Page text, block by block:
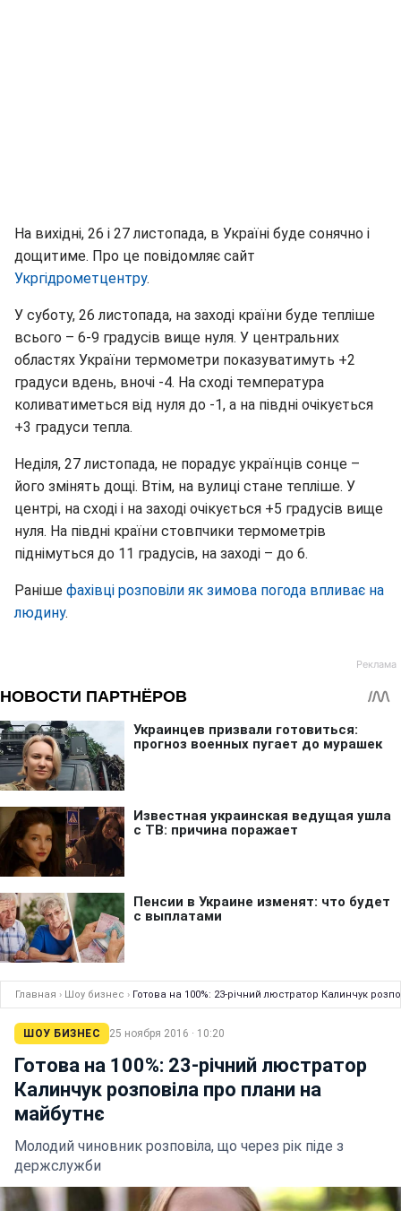
На вихідні, 26 і 27 листопада, в Україні буде сонячно і
дощитиме. Про це повідомляє сайт
Укргідрометцентру.
У суботу, 26 листопада, на заході країни буде тепліше
всього – 6-9 градусів вище нуля. У центральних
областях України термометри показуватимуть +2
градуси вдень, вночі -4. На сході температура
коливатиметься від нуля до -1, а на півдні очікується
+3 градуси тепла.
Неділя, 27 листопада, не порадує українців сонце –
його змінять дощі. Втім, на вулиці стане тепліше. У
центрі, на сході і на заході очікується +5 градусів вище
нуля. На півдні країни стовпчики термометрів
піднімуться до 11 градусів, на заході – до 6.
Раніше фахівці розповіли як зимова погода впливає на
людину.
Главная › Шоу бизнес › Готова на 100%: 23-річний люстратор Калинчук
ШОУ БИЗНЕС 25 ноября 2016 · 10:20
Готова на 100%: 23-річний люстратор
Калинчук розповіла про плани на
майбутнє
Молодий чиновник розповіла, що через рік піде з
держслужби